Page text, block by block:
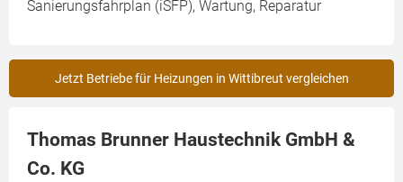
Sanierungsfahrplan (iSFP), Wartung, Reparatur
Jetzt Betriebe für Heizungen in Wittibreut vergleichen
Thomas Brunner Haustechnik GmbH &
Co. KG